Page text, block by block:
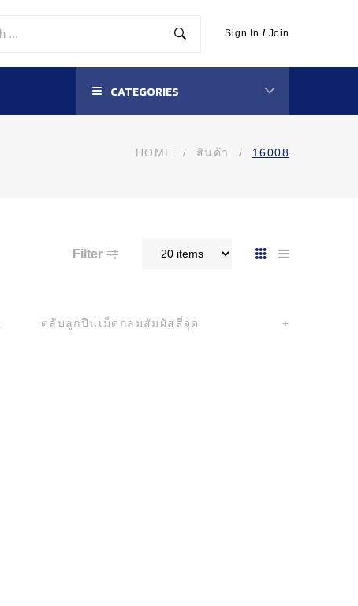
Sign In / Join
CATEGORIES
HOME / สินค้า / 16008
Filter
ตลับลูกปืนเม็ดกลมสัมผัสสี่จุด +